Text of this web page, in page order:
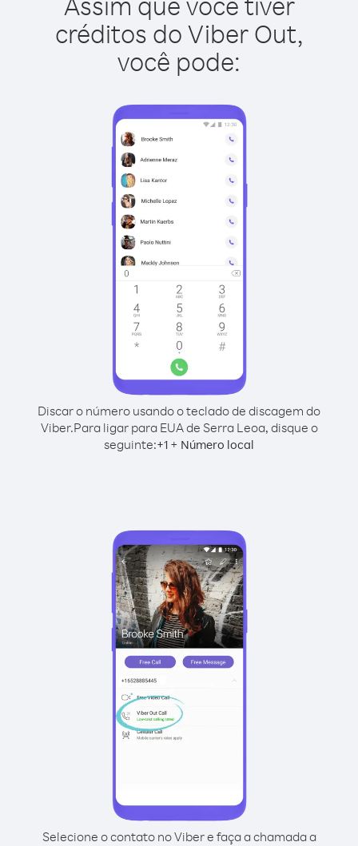
créditos do Viber Out,
você pode:
Discar o número usando o teclado de discagem do
Viber.Para ligar para EUA de Serra Leoa, disque o
seguinte:+1 + Número local
Selecione o contato no Viber e faça a chamada a